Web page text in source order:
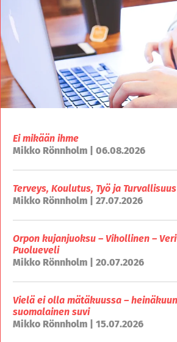
Ei mikään ihme
Mikko Rönnholm | 06.08.2026
Terveys, Koulutus, Työ ja Turvallisuus
Mikko Rönnholm | 27.07.2026
Orpon kujanjuoksu – Vihollinen –
Puolueveli
Mikko Rönnholm | 20.07.2026
Vielä ei olla mätäkuussa –
suomalainen suvi
Mikko Rönnholm | 15.07.2026